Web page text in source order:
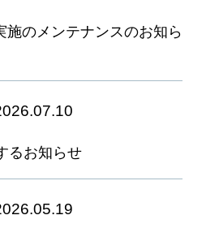
施のメンテナンスのお知ら
るお知らせ